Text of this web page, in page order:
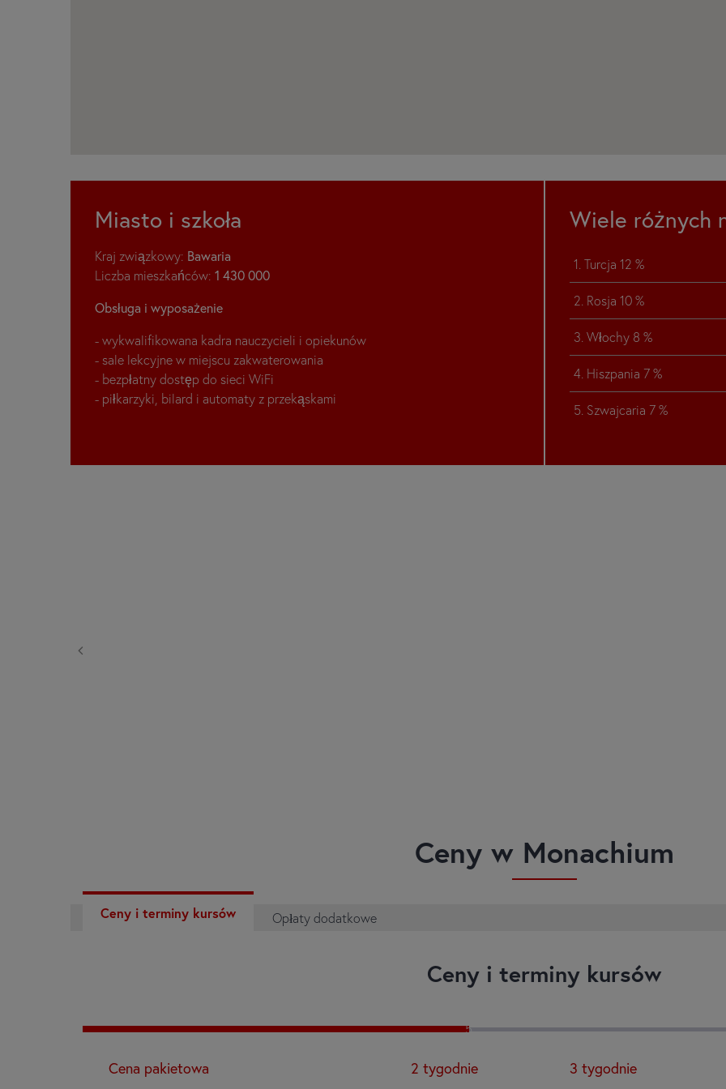
Miasto i szkoła
Kraj związkowy: Bawaria
Liczba mieszkańców: 1 430 000
Obsługa i wyposażenie
- wykwalifikowana kadra nauczycieli i opiekunów
- sale lekcyjne w miejscu zakwaterowania
- bezpłatny dostęp do sieci WiFi
- piłkarzyki, bilard i automaty z przekąskami
Wiele różnych
1. Turcja 12 %
2. Rosja 10 %
3. Włochy 8 %
4. Hiszpania 7 %
5. Szwajcaria 7 %
Ceny w Monachium
Ceny i terminy kursów Opłaty dodatkowe
Ceny i terminy kursów
5
Cena pakietowa 2 tygodnie 3 tygodnie